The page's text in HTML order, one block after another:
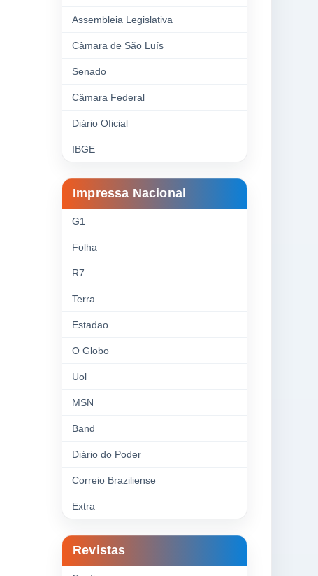
Assembleia Legislativa
Câmara de São Luís
Senado
Câmara Federal
Diário Oficial
IBGE
Impressa Nacional
G1
Folha
R7
Terra
Estadao
O Globo
Uol
MSN
Band
Diário do Poder
Correio Braziliense
Extra
Revistas